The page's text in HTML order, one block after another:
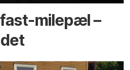
milepæl –